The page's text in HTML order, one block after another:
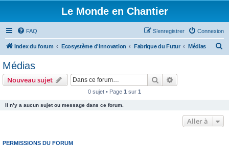
Le Monde en Chantier
FAQ Connexion
S’enregistrer
Index du forum Ecosystème d'innovation Fabrique du Futur Médias
Médias
Nouveau sujet Rechercher
0 sujet • Page 1 sur 1
Il n’y a aucun sujet ou message dans ce forum.
Aller à
PERMISSIONS DU FORUM